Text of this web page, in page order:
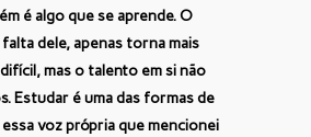
é algo que se aprende. O
dele, apenas torna mais
mas o talento em si não
Estudar é uma das formas de
voz própria que mencionei